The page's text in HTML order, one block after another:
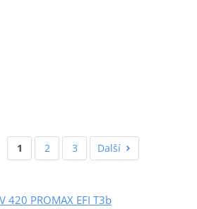
1 2 3 Další
420 PROMAX EFI T3b